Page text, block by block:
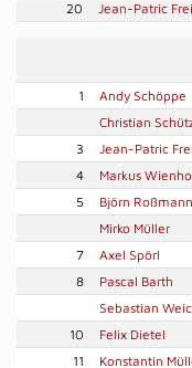
20
Jean-Patric
1 Andy Schöppe
Christian
3
Jean-Patric
4
Markus
5
Björn Roßmann
Mirko Müller
7
Axel Spörl
8
Pascal Barth
Sebastian
10
Felix Dietel
11
Konstantin